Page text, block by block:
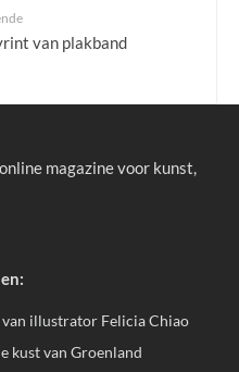
van plakband
magazine voor kunst,
illustrator Felicia Chiao
kust van Groenland